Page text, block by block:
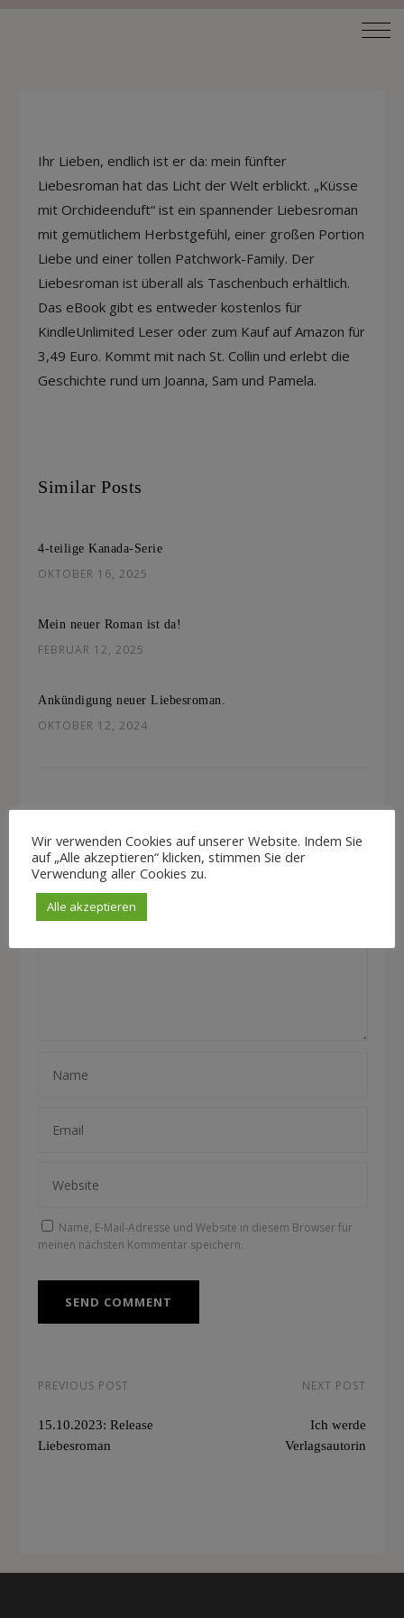
Ihr Lieben, endlich ist er da: mein fünfter
Liebesroman hat das Licht der Welt erblickt. „Küsse
mit Orchideenduft“ ist ein spannender Liebesroman
mit gemütlichem Herbstgefühl, einer großen Portion
Liebe und einer tollen Patchwork-Family. Der
Liebesroman ist überall als Taschenbuch erhältlich.
Das eBook gibt es entweder kostenlos für
KindleUnlimited Leser oder zum Kauf auf Amazon für
3,49 Euro. Kommt mit nach St. Collin und erlebt die
Geschichte rund um Joanna, Sam und Pamela.
Similar Posts
4-teilige Kanada-Serie
OKTOBER 16, 2025
Mein neuer Roman ist da!
FEBRUAR 12, 2025
Ankündigung neuer Liebesroman.
OKTOBER 12, 2024
Leave a reply
Name, E-Mail-Adresse und Website in diesem Browser für
meinen nächsten Kommentar speichern.
PREVIOUS POST
15.10.2023: Release
Liebesroman
NEXT POST
Ich werde
Verlagsautorin
Wir verwenden Cookies auf unserer Website. Indem Sie
auf „Alle akzeptieren“ klicken, stimmen Sie der
Verwendung aller Cookies zu.
Alle akzeptieren